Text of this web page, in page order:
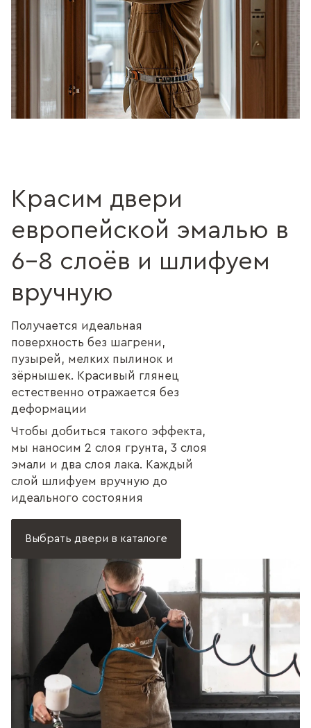
Красим двери
европейской эмалью в
6–8 слоёв и шлифуем
вручную
Получается идеальная
поверхность без шагрени,
пузырей, мелких пылинок и
зёрнышек. Красивый глянец
естественно отражается без
деформации
Чтобы добиться такого эффекта,
мы наносим 2 слоя грунта, 3 слоя
эмали и два слоя лака. Каждый
слой шлифуем вручную до
идеального состояния
Выбрать двери в каталоге